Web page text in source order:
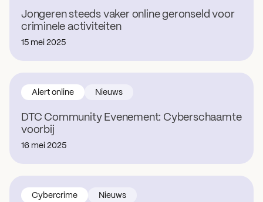
Jongeren steeds vaker online geronseld voor
criminele activiteiten
15 mei 2025
DTC Community Evenement: Cyberschaamte
voorbij
Alert online Nieuws
16 mei 2025
Cybercrime Nieuws